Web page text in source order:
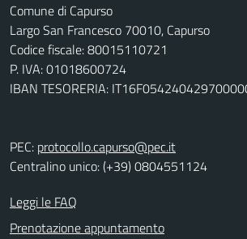
Comune di Capurso
Largo San Francesco 70010, Capurso
Codice fiscale: 80015110721
P. IVA: 01018600724
IBAN TESORERIA:
PEC: protocollo.capurso@pec.it
Centralino unico: (+39) 0804551124
Leggi le FAQ
Prenotazione appuntamento